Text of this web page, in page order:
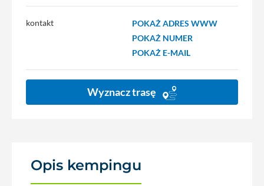
kontakt
POKAŻ ADRES WWW
POKAŻ NUMER
POKAŻ E-MAIL
Wyznacz trasę
Opis kempingu